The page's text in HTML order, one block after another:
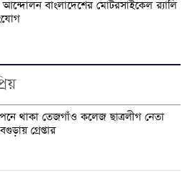
বাংলাদেশের মোটরসাইকেল র‍্যালি
থাকা তেজগাঁও কলেজ ছাত্রলীগ নেতা
গ্রেপ্তার